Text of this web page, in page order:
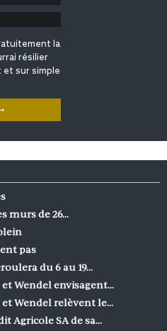
la
résilier
sur simple
murs de 26…
pas
du 6 au 19…
Wendel envisagent…
Wendel relèvent le…
Agricole SA de sa…